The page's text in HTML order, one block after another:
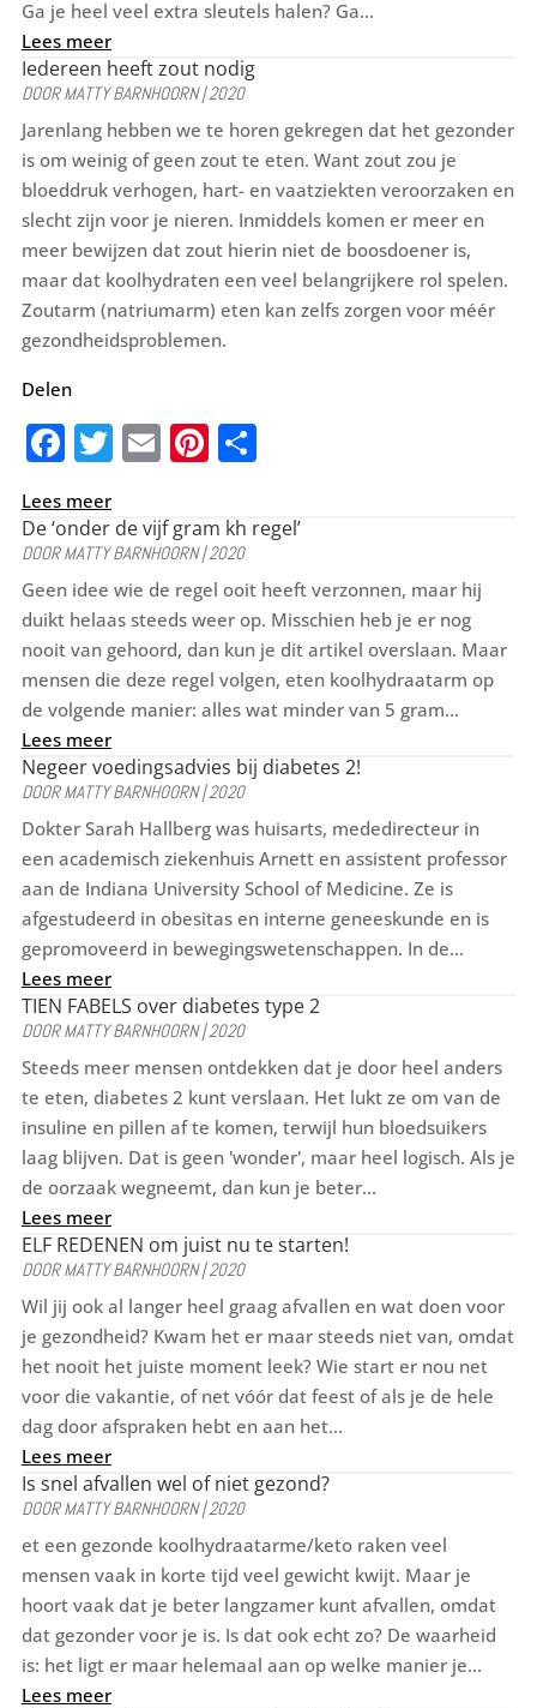
Ga je heel veel extra sleutels halen? Ga...
Lees meer
Iedereen heeft zout nodig
DOORMATTY BARNHOORN|2020
Jarenlang hebben we te horen gekregen dat het gezonder
is om weinig of geen zout te eten. Want zout zou je
bloeddruk verhogen, hart- en vaatziekten veroorzaken en
slecht zijn voor je nieren. Inmiddels komen er meer en
meer bewijzen dat zout hierin niet de boosdoener is,
maar dat koolhydraten een veel belangrijkere rol spelen.
Zoutarm (natriumarm) eten kan zelfs zorgen voor méér
gezondheidsproblemen.
Delen
F
c
e
b
o
o
k
T
it
te
r
E
ai
l
Pi
er
e
st
D
e
n
Lees meer
De ‘onder de vijf gram kh regel’
DOORMATTY BARNHOORN|2020
Geen idee wie de regel ooit heeft verzonnen, maar hij
duikt helaas steeds weer op. Misschien heb je er nog
nooit van gehoord, dan kun je dit artikel overslaan. Maar
mensen die deze regel volgen, eten koolhydraatarm op
de volgende manier: alles wat minder van 5 gram...
Lees meer
Negeer voedingsadvies bij diabetes 2!
DOORMATTY BARNHOORN|2020
Dokter Sarah Hallberg was huisarts, mededirecteur in
een academisch ziekenhuis Arnett en assistent professor
aan de Indiana University School of Medicine. Ze is
afgestudeerd in obesitas en interne geneeskunde en is
gepromoveerd in bewegingswetenschappen. In de...
Lees meer
TIEN FABELS over diabetes type 2
DOORMATTY BARNHOORN|2020
Steeds meer mensen ontdekken dat je door heel anders
te eten, diabetes 2 kunt verslaan. Het lukt ze om van de
insuline en pillen af te komen, terwijl hun bloedsuikers
laag blijven. Dat is geen 'wonder', maar heel logisch. Als je
de oorzaak wegneemt, dan kun je beter...
Lees meer
ELF REDENEN om juist nu te starten!
DOORMATTY BARNHOORN|2020
Wil jij ook al langer heel graag afvallen en wat doen voor
je gezondheid? Kwam het er maar steeds niet van, omdat
het nooit het juiste moment leek? Wie start er nou net
voor die vakantie, of net vóór dat feest of als je de hele
dag door afspraken hebt en aan het...
Lees meer
Is snel afvallen wel of niet gezond?
DOORMATTY BARNHOORN|2020
et een gezonde koolhydraatarme/keto raken veel
mensen vaak in korte tijd veel gewicht kwijt. Maar je
hoort vaak dat je beter langzamer kunt afvallen, omdat
dat gezonder voor je is. Is dat ook echt zo? De waarheid
is: het ligt er maar helemaal aan op welke manier je...
Lees meer